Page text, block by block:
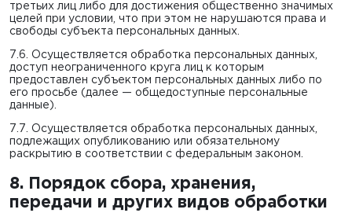
третьих лиц либо для достижения общественно значимых
целей при условии, что при этом не нарушаются права и
свободы субъекта персональных данных.
7.6. Осуществляется обработка персональных данных,
доступ неограниченного круга лиц к которым
предоставлен субъектом персональных данных либо по
его просьбе (далее — общедоступные персональные
данные).
7.7. Осуществляется обработка персональных данных,
подлежащих опубликованию или обязательному
раскрытию в соответствии с федеральным законом.
8. Порядок сбора, хранения,
передачи и других видов обработки